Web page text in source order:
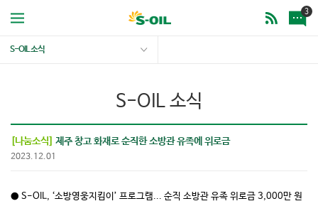
3
S-OIL 소식
S-OIL 소식
[나눔소식] 제주 창고 화재로 순직한 소방관 유족에 위로금
2023.12.01
● S-OIL, ‘소방영웅지킴이’ 프로그램... 순직 소방관 유족 위로금 3,000만 원